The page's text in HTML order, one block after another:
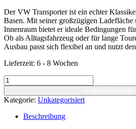
Der VW Transporter ist ein echter
Basen. Mit seiner großzügigen Ladefläche
Innenraum bietet er ideale Bedingungen
Ob als Alltagsfahrzeug oder für lange
Ausbau passt sich flexibel an und nutzt
Lieferzeit: 6 - 8 Wochen
Campingbox
für
VW
Transporter
Menge
Kategorie: Unkategorisiert
Beschreibung